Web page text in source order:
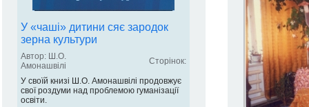
У «чаші» дитини сяє зародок
зерна культури
Автор: Ш.О.
Амонашвілі
Сторінок:
У своїй книзі Ш.О. Амонашвілі продовжує
свої роздуми над проблемою гуманізації
освіти.